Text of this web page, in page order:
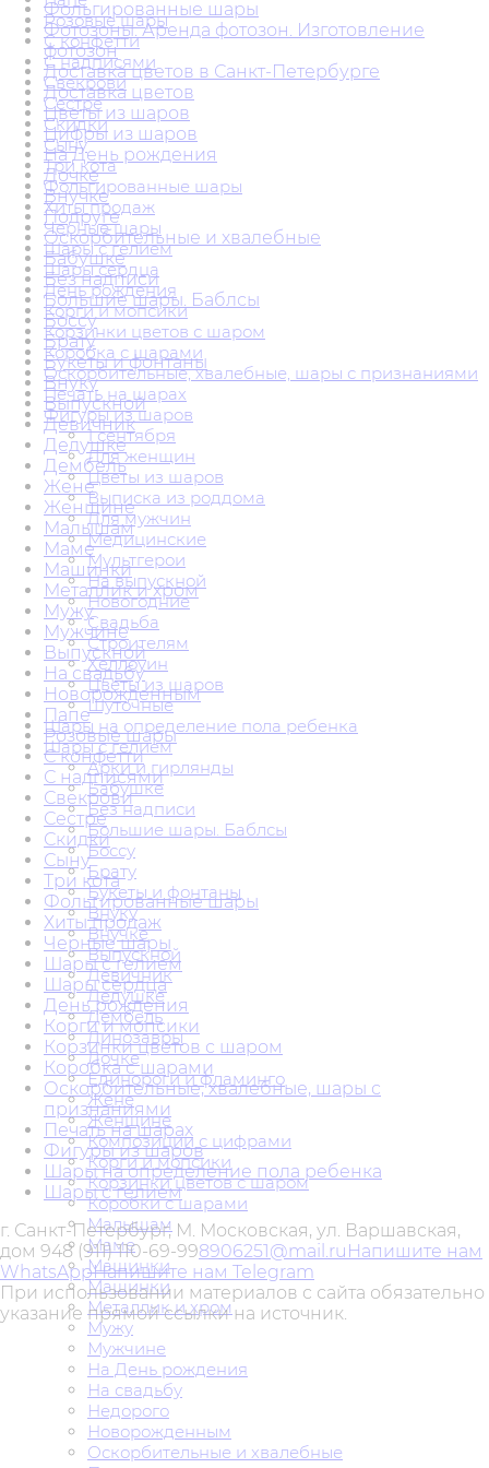
Розовые шары
С конфетти
С надписями
Свекрови
Сестре
Скидки
Сыну
Три кота
Фольгированные шары
Хиты продаж
Черные шары
Шары с гелием
Шары сердца
День рождения
Корги и мопсики
Корзинки цветов с шаром
Коробка с шарами
Оскорбительные, хвалебные, шары с признаниями
Печать на шарах
Фигуры из шаров
1 сентября
Для женщин
Цветы из шаров
Выписка из роддома
Для мужчин
Медицинские
Мультгерои
На выпускной
Новогодние
Свадьба
Строителям
Хеллоуин
Цветы из шаров
Шуточные
Шары на определение пола ребенка
Шары с гелием
Арки и гирлянды
Бабушке
Без надписи
Большие шары. Баблсы
Боссу
Брату
Букеты и фонтаны
Внуку
Внучке
Выпускной
Девичник
Дедушке
Дембель
Динозавры
Дочке
Единороги и фламинго
Жене
Женщине
Композиции с цифрами
Корги и мопсики
Корзинки цветов с шаром
Коробки с шарами
Малышам
Маме
Машинки
Машинки
Металлик и хром
Мужу
Мужчине
На День рождения
На свадьбу
Недорого
Новорожденным
Оскорбительные и хвалебные
Фольгированные шары
Фотозоны. Аренда фотозон. Изготовление
фотозон
Доставка цветов в Санкт-Петербурге
Доставка цветов
Цветы из шаров
Цифры из шаров
На День рождения
Дочке
Внучке
Подруге
Оскорбительные и хвалебные
Бабушке
Без надписи
Большие шары. Баблсы
Боссу
Брату
Букеты и фонтаны
Внуку
Выпускной
Девичник
Дедушке
Дембель
Жене
Женщине
Малышам
Маме
Машинки
Металлик и хром
Мужу
Мужчине
Выпускной
На свадьбу
Новорожденным
Папе
Розовые шары
С конфетти
С надписями
Свекрови
Сестре
Скидки
Сыну
Три кота
Фольгированные шары
Хиты продаж
Черные шары
Шары с гелием
Шары сердца
День рождения
Корги и мопсики
Корзинки цветов с шаром
Коробка с шарами
Оскорбительные, хвалебные, шары с
признаниями
Печать на шарах
Фигуры из шаров
Шары на определение пола ребенка
Шары с гелием
г. Санкт-Петербург, М. Московская, ул. Варшавская,
дом 948 (911) 110-69-998906251@mail.ru Напишите нам
WhatsAppНапишите нам Telegram
При использовании материалов с сайта обязательно
указание прямой ссылки на источник.